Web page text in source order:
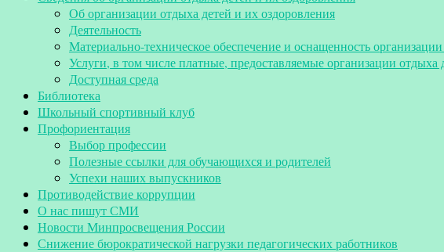
Об организации отдыха детей и их оздоровления
Деятельность
Материально-техническое обеспечение и оснащенность
Услуги, в том числе платные, предоставляемые организации отдыха
Доступная среда
Библиотека
Школьный спортивный клуб
Профориентация
Выбор профессии
Полезные ссылки для обучающихся и родителей
Успехи наших выпускников
Противодействие коррупции
О нас пишут СМИ
Новости Минпросвещения России
Снижение бюрократической нагрузки педагогических работников